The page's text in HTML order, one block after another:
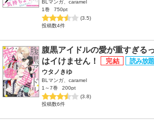
BLマンガ、caramel
1巻
750pt
(3.5)
投稿数4件
腹黒アイドルの愛が重すぎる
はイけません！
ウタノきゆ
BLマンガ、caramel
1～7巻
200pt
(3.8)
投稿数6件